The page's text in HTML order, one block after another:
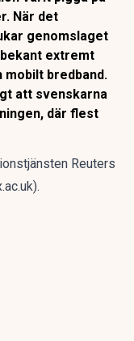
När det
genomslaget
extremt
mobilt bredband.
att svenskarna
där flest
Reuters
.